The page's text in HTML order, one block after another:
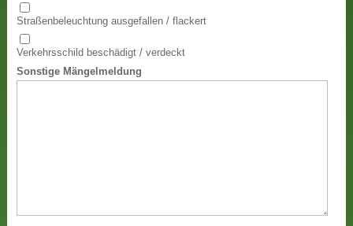
Straßenbeleuchtung ausgefallen / flackert
Verkehrsschild beschädigt / verdeckt
Sonstige Mängelmeldung